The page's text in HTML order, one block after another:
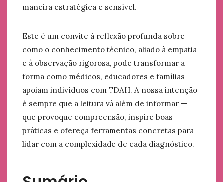
maneira estratégica e sensível.
Este é um convite à reflexão profunda sobre
como o conhecimento técnico, aliado à empatia
e à observação rigorosa, pode transformar a
forma como médicos, educadores e famílias
apoiam indivíduos com TDAH. A nossa intenção
é sempre que a leitura vá além de informar —
que provoque compreensão, inspire boas
práticas e ofereça ferramentas concretas para
lidar com a complexidade de cada diagnóstico.